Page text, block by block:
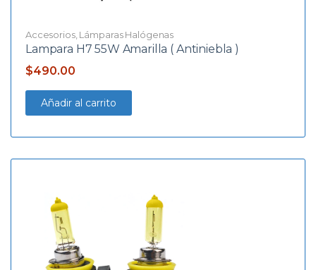
Accesorios,Lámparas Halógenas
Lampara H7 55W Amarilla ( Antiniebla )
$490.00
Añadir al carrito